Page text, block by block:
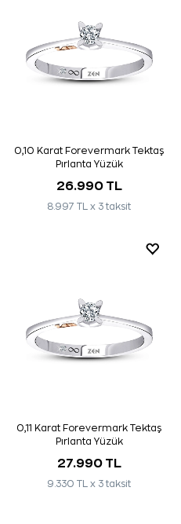
0,10 Karat Forevermark Tektaş
Pırlanta Yüzük
26.990 TL
8.997 TL x 3 taksit
0,11 Karat Forevermark Tektaş
Pırlanta Yüzük
27.990 TL
9.330 TL x 3 taksit